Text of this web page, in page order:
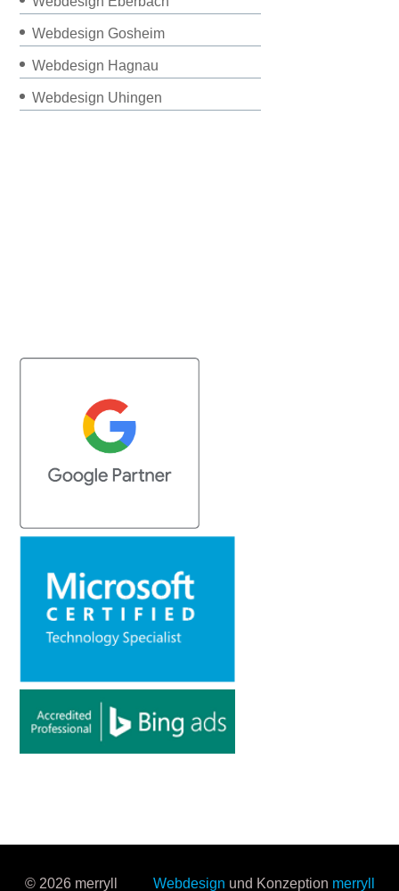
Webdesign Gosheim
Webdesign Hagnau
Webdesign Uhingen
© 2026 merryll Webdesign und Konzeption merryll